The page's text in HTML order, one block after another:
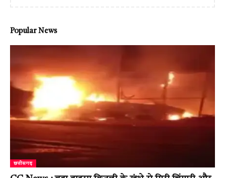
Popular News
छत्तीसगढ़